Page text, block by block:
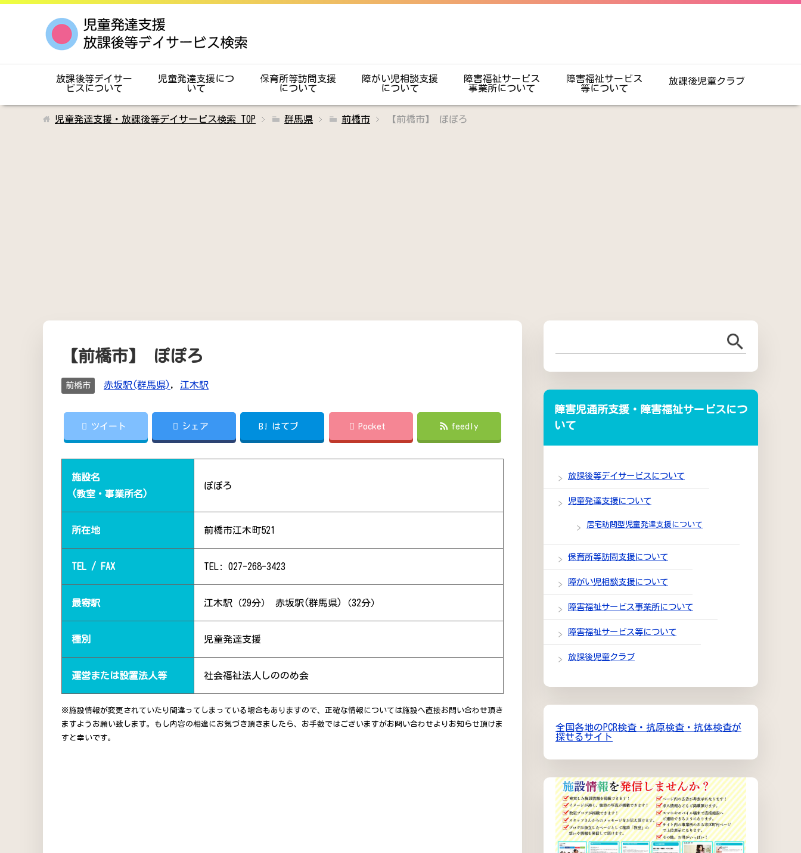
放課後等デイサー
ビスについて
児童発達支援につ
いて
保育所等訪問支援
について
障がい児相談支援
について
障害福祉サービス
事業所について
障害福祉サービス
等について
放課後児童クラブ
児童発達支援・放課後等デイサービス検索 TOP 群馬県 前橋市 【前橋市】 ぽぽろ
【前橋市】 ぽぽろ
前橋市 赤坂駅(群馬県), 江木駅
ツイート シェア B! はてブ Pocket feedly
施設名
(教室・事業所名)
ぽぽろ
所在地 前橋市江木町521
TEL / FAX TEL: 027-268-3423
最寄駅 江木駅（29分） 赤坂駅(群馬県)（32分）
種別 児童発達支援
運営または設置法人等 社会福祉法人しののめ会
※施設情報が変更されていたり間違ってしまっている場合もありますので、正確な情報については施設へ直接お問い合わせ頂き
ますようお願い致します。もし内容の相違にお気づき頂きましたら、お手数ではございますがお問い合わせよりお知らせ頂けま
すと幸いです。
障害児通所支援・障害福祉サービスにつ
いて
放課後等デイサービスについて
児童発達支援について
居宅訪問型児童発達支援について
保育所等訪問支援について
障がい児相談支援について
障害福祉サービス事業所について
障害福祉サービス等について
放課後児童クラブ
全国各地のPCR検査・抗原検査・抗体検査が
探せるサイト